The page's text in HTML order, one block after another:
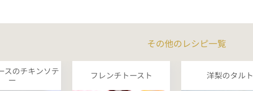
その他のレシピ一覧
スのチキンソテ
ー フレンチトースト 洋梨のタルト